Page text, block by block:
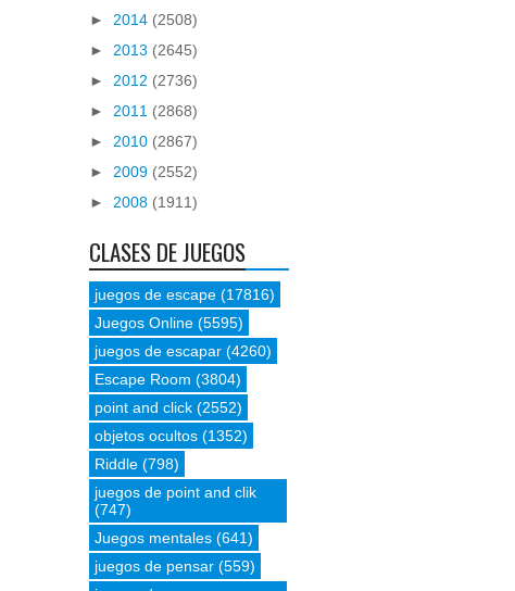
► 2014 (2508)
► 2013 (2645)
► 2012 (2736)
► 2011 (2868)
► 2010 (2867)
► 2009 (2552)
► 2008 (1911)
CLASES DE JUEGOS
juegos de escape (17816)
Juegos Online (5595)
juegos de escapar (4260)
Escape Room (3804)
point and click (2552)
objetos ocultos (1352)
Riddle (798)
juegos de point and clik
(747)
Juegos mentales (641)
juegos de pensar (559)